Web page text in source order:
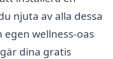
njuta av alla dessa
wellness-oas
dina gratis